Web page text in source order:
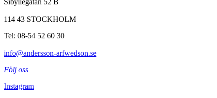
Sibyllegatan 52 B
114 43 STOCKHOLM
Tel: 08-54 52 60 30
info@andersson-arfwedson.se
Följ oss
Instagram